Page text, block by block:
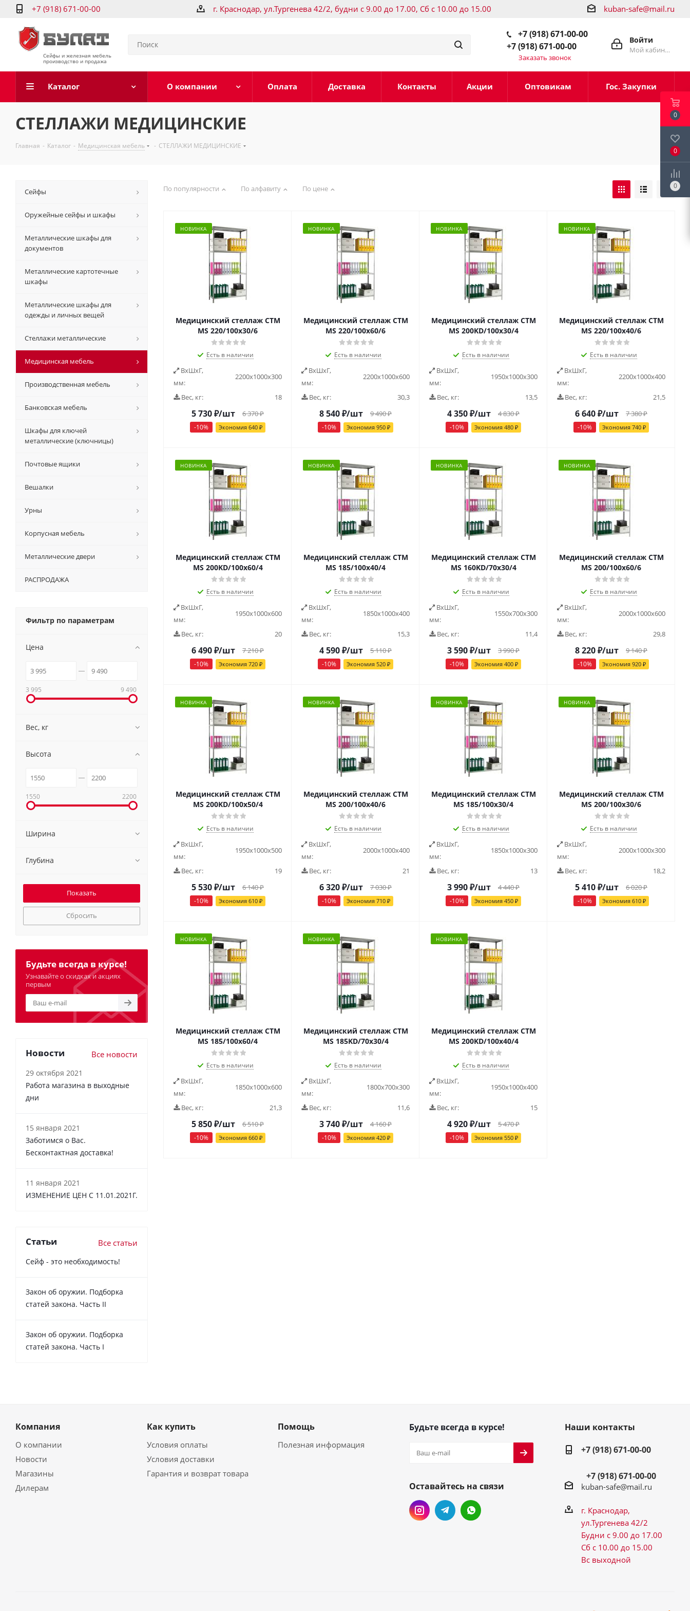
+7 (918) 671-00-00 г. Краснодар, ул.Тургенева 42/2, будни с 9.00 до 17.00, Сб с 10.00 до 15.00 kuban-safe@mail.ru
Сейфы и железная мебель
производство и продажа
Войти
Мой кабинет
+7 (918) 671-00-00
+7 (918) 671-00-00
Заказать звонок
Каталог О компании Оплата Доставка Контакты Акции Оптовикам Гос. Закупки
СТЕЛЛАЖИ МЕДИЦИНСКИЕ
Главная - Каталог - Медицинская мебель - СТЕЛЛАЖИ МЕДИЦИНСКИЕ
По популярности По алфавиту По цене
НОВИНКА
Медицинский стеллаж СТМ
MS 220/100х30/6
Есть в наличии
ВxШxГ,
мм:
2200x1000x300
Вес, кг: 18
5 730₽/шт 6 370₽
-10% Экономия 640₽
НОВИНКА
Медицинский стеллаж СТМ
MS 220/100х60/6
Есть в наличии
ВxШxГ,
мм:
2200x1000x600
Вес, кг: 30,3
8 540₽/шт 9 490₽
-10% Экономия 950₽
НОВИНКА
Медицинский стеллаж СТМ
MS 200KD/100х30/4
Есть в наличии
ВxШxГ,
мм:
1950x1000x300
Вес, кг: 13,5
4 350₽/шт 4 830₽
-10% Экономия 480₽
НОВИНКА
Медицинский стеллаж СТМ
MS 220/100х40/6
Есть в наличии
ВxШxГ,
мм:
2200x1000x400
Вес, кг: 21,5
6 640₽/шт 7 380₽
-10% Экономия 740₽
НОВИНКА
Медицинский стеллаж СТМ
MS 200KD/100х60/4
Есть в наличии
ВxШxГ,
мм:
1950x1000x600
Вес, кг: 20
6 490₽/шт 7 210₽
-10% Экономия 720₽
НОВИНКА
Медицинский стеллаж СТМ
MS 185/100х40/4
Есть в наличии
ВxШxГ,
мм:
1850x1000x400
Вес, кг: 15,3
4 590₽/шт 5 110₽
-10% Экономия 520₽
НОВИНКА
Медицинский стеллаж СТМ
MS 160KD/70х30/4
Есть в наличии
ВxШxГ,
мм:
1550x700x300
Вес, кг: 11,4
3 590₽/шт 3 990₽
-10% Экономия 400₽
НОВИНКА
Медицинский стеллаж СТМ
MS 200/100х60/6
Есть в наличии
ВxШxГ,
мм:
2000x1000x600
Вес, кг: 29,8
8 220₽/шт 9 140₽
-10% Экономия 920₽
НОВИНКА
Медицинский стеллаж СТМ
MS 200KD/100х50/4
Есть в наличии
ВxШxГ,
мм:
1950x1000x500
Вес, кг: 19
5 530₽/шт 6 140₽
-10% Экономия 610₽
НОВИНКА
Медицинский стеллаж СТМ
MS 200/100х40/6
Есть в наличии
ВxШxГ,
мм:
2000x1000x400
Вес, кг: 21
6 320₽/шт 7 030₽
-10% Экономия 710₽
НОВИНКА
Медицинский стеллаж СТМ
MS 185/100х30/4
Есть в наличии
ВxШxГ,
мм:
1850x1000x300
Вес, кг: 13
3 990₽/шт 4 440₽
-10% Экономия 450₽
НОВИНКА
Медицинский стеллаж СТМ
MS 200/100х30/6
Есть в наличии
ВxШxГ,
мм:
2000x1000x300
Вес, кг: 18,2
5 410₽/шт 6 020₽
-10% Экономия 610₽
НОВИНКА
Медицинский стеллаж СТМ
MS 185/100х60/4
Есть в наличии
ВxШxГ,
мм:
1850x1000x600
Вес, кг: 21,3
5 850₽/шт 6 510₽
-10% Экономия 660₽
НОВИНКА
Медицинский стеллаж СТМ
MS 185KD/70х30/4
Есть в наличии
ВxШxГ,
мм:
1800x700x300
Вес, кг: 11,6
3 740₽/шт 4 160₽
-10% Экономия 420₽
НОВИНКА
Медицинский стеллаж СТМ
MS 200KD/100х40/4
Есть в наличии
ВxШxГ,
мм:
1950x1000x400
Вес, кг: 15
4 920₽/шт 5 470₽
-10% Экономия 550₽
Сейфы
Оружейные сейфы и шкафы
Металлические шкафы для
документов
Металлические картотечные
шкафы
Металлические шкафы для
одежды и личных вещей
Стеллажи металлические
Медицинская мебель
Производственная мебель
Банковская мебель
Шкафы для ключей
металлические (ключницы)
Почтовые ящики
Вешалки
Урны
Корпусная мебель
Металлические двери
РАСПРОДАЖА
Фильтр по параметрам
Цена
3 995 9 490
Вес, кг
Высота
1550 2200
Ширина
Глубина
Сбросить
Будьте всегда в курсе!
Узнавайте о скидках и акциях
первым
Новости Все новости
29 октября 2021
Работа магазина в выходные
дни
15 января 2021
Заботимся о Вас.
Бесконтактная доставка!
11 января 2021
ИЗМЕНЕНИЕ ЦЕН С 11.01.2021Г.
Статьи Все статьи
Сейф - это необходимость!
Закон об оружии. Подборка
статей закона. Часть II
Закон об оружии. Подборка
статей закона. Часть I
Компания
О компании
Новости
Магазины
Дилерам
Как купить
Условия оплаты
Условия доставки
Гарантия и возврат товара
Помощь
Полезная информация
Будьте всегда в курсе!
Оставайтесь на связи
Наши контакты
+7 (918) 671-00-00
+7 (918) 671-00-00
kuban-safe@mail.ru
г. Краснодар,
ул.Тургенева 42/2
Будни с 9.00 до 17.00
Сб с 10.00 до 15.00
Вс выходной
0
0
0